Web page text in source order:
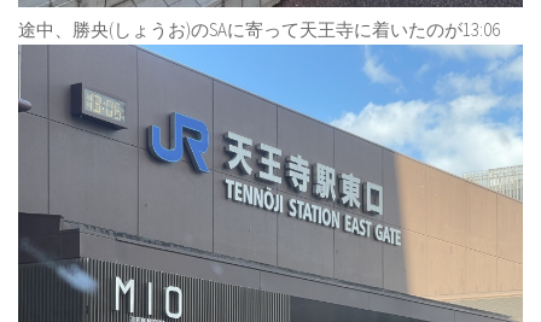
途中、勝央(しょうお)のSAに寄って天王寺に着いたのが13:06